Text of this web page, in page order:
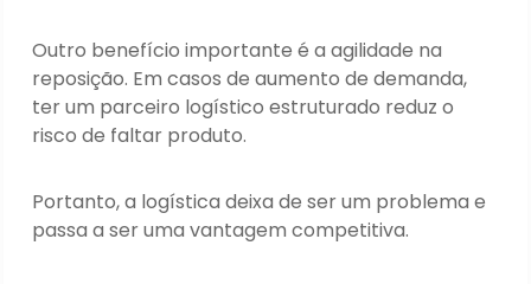
Outro benefício importante é a agilidade na
reposição. Em casos de aumento de demanda,
ter um parceiro logístico estruturado reduz o
risco de faltar produto.
Portanto, a logística deixa de ser um problema e
passa a ser uma vantagem competitiva.